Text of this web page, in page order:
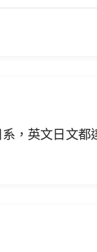
，英文日文